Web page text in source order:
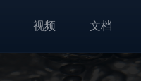
视频 文档